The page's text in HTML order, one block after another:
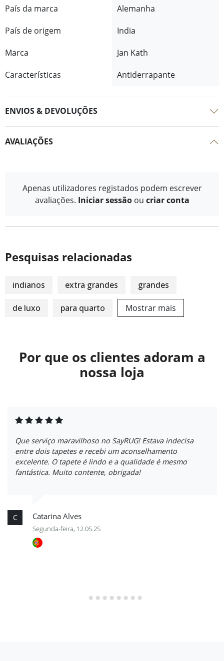
País da marca
Alemanha
País de origem
India
Marca
Jan Kath
Características
Antiderrapante
ENVIOS & DEVOLUÇÕES
AVALIAÇÕES
Apenas utilizadores registados podem escrever
avaliações. Iniciar sessão ou criar conta
Pesquisas relacionadas
indianos extra grandes grandes
de luxo para quarto Mostrar mais
Por que os clientes adoram a
nossa loja
Que serviço maravilhoso no SayRUG! Estava indecisa
entre dois tapetes e recebi um aconselhamento
excelente. O tapete é lindo e a qualidade é mesmo
fantástica. Muito contente, obrigada!
C Catarina Alves
Segunda-feira, 12.05.25